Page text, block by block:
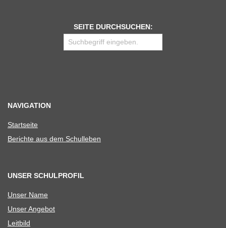
SEITE DURCHSUCHEN:
NAVIGATION
Start­seite
Berichte aus dem Schulleben
UNSER SCHULPROFIL
Unser Name
Unser Ange­bot
Leit­bild